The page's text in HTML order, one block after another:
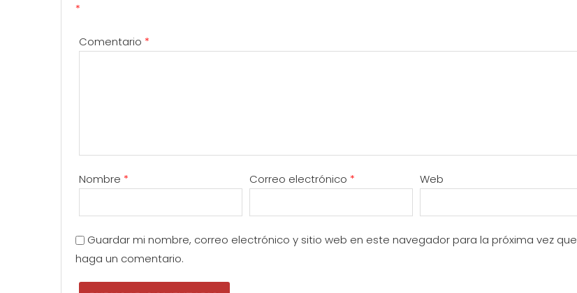
*
Comentario *
Nombre * Correo electrónico * Web
Guardar mi nombre, correo electrónico y sitio web en este navegador para la próxima vez que
haga un comentario.